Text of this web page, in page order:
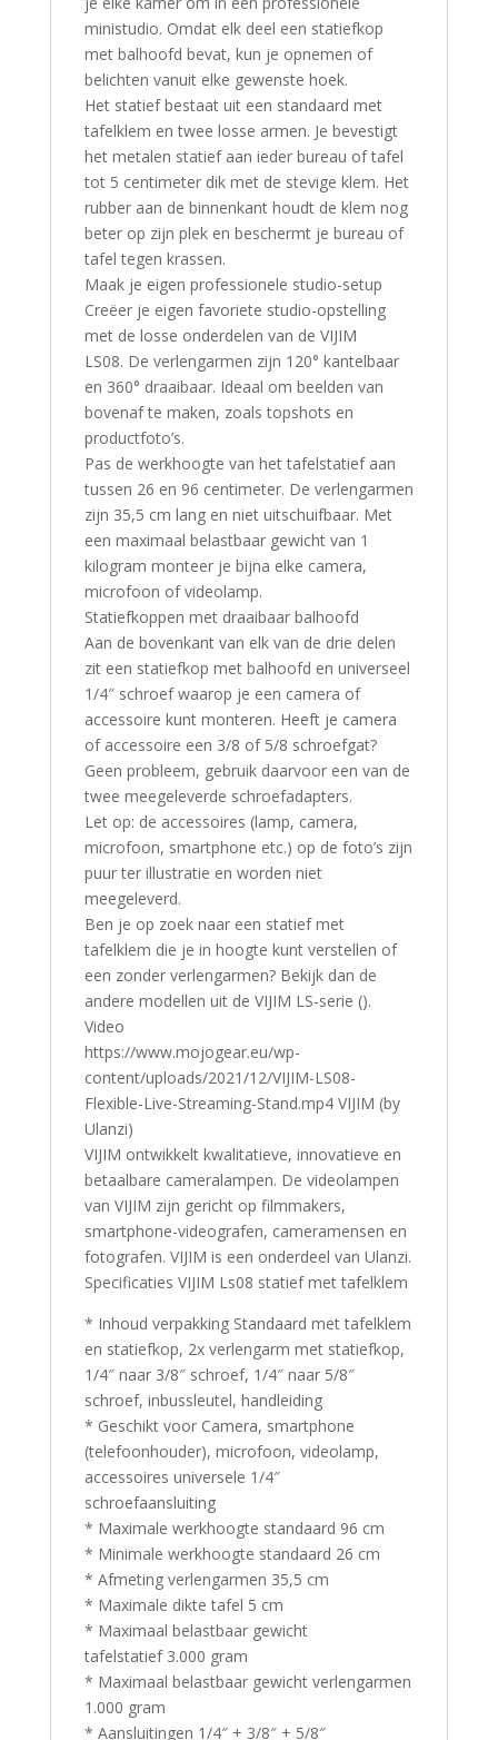
ministudio. Omdat elk deel een statiefkop
met balhoofd bevat, kun je opnemen of
belichten vanuit elke gewenste hoek.
Het statief bestaat uit een standaard met
tafelklem en twee losse armen. Je bevestigt
het metalen statief aan ieder bureau of tafel
tot 5 centimeter dik met de stevige klem. Het
rubber aan de binnenkant houdt de klem nog
beter op zijn plek en beschermt je bureau of
tafel tegen krassen.
Maak je eigen professionele studio-setup
Creëer je eigen favoriete studio-opstelling
met de losse onderdelen van de VIJIM
LS08. De verlengarmen zijn 120° kantelbaar
en 360° draaibaar. Ideaal om beelden van
bovenaf te maken, zoals topshots en
productfoto’s.
Pas de werkhoogte van het tafelstatief aan
tussen 26 en 96 centimeter. De verlengarmen
zijn 35,5 cm lang en niet uitschuifbaar. Met
een maximaal belastbaar gewicht van 1
kilogram monteer je bijna elke camera,
microfoon of videolamp.
Statiefkoppen met draaibaar balhoofd
Aan de bovenkant van elk van de drie delen
zit een statiefkop met balhoofd en universeel
1/4″ schroef waarop je een camera of
accessoire kunt monteren. Heeft je camera
of accessoire een 3/8 of 5/8 schroefgat?
Geen probleem, gebruik daarvoor een van de
twee meegeleverde schroefadapters.
Let op: de accessoires (lamp, camera,
microfoon, smartphone etc.) op de foto’s zijn
puur ter illustratie en worden niet
meegeleverd.
Ben je op zoek naar een statief met
tafelklem die je in hoogte kunt verstellen of
een zonder verlengarmen? Bekijk dan de
andere modellen uit de VIJIM LS-serie ().
Video
https://www.mojogear.eu/wp-
content/uploads/2021/12/VIJIM-LS08-
Flexible-Live-Streaming-Stand.mp4 VIJIM (by
Ulanzi)
VIJIM ontwikkelt kwalitatieve, innovatieve en
betaalbare cameralampen. De videolampen
van VIJIM zijn gericht op filmmakers,
smartphone-videografen, cameramensen en
fotografen. VIJIM is een onderdeel van Ulanzi.
Specificaties VIJIM Ls08 statief met tafelklem
* Inhoud verpakking Standaard met tafelklem
en statiefkop, 2x verlengarm met statiefkop,
1/4″ naar 3/8″ schroef, 1/4″ naar 5/8″
schroef, inbussleutel, handleiding
* Geschikt voor Camera, smartphone
(telefoonhouder), microfoon, videolamp,
accessoires universele 1/4″
schroefaansluiting
* Maximale werkhoogte standaard 96 cm
* Minimale werkhoogte standaard 26 cm
* Afmeting verlengarmen 35,5 cm
* Maximale dikte tafel 5 cm
* Maximaal belastbaar gewicht
tafelstatief 3.000 gram
* Maximaal belastbaar gewicht verlengarmen
1.000 gram
* Aansluitingen 1/4″ + 3/8″ + 5/8″